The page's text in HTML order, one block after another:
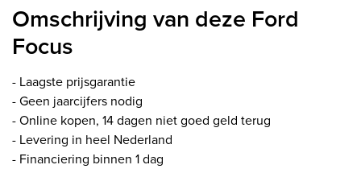
Omschrijving van deze Ford
Focus
- Laagste prijsgarantie
- Geen jaarcijfers nodig
- Online kopen, 14 dagen niet goed geld terug
- Levering in heel Nederland
- Financiering binnen 1 dag